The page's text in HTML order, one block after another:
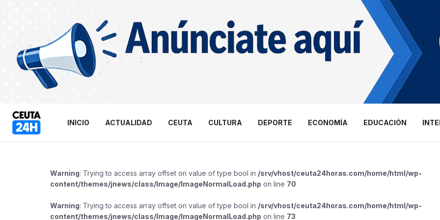
INICIO ACTUALIDAD CEUTA CULTURA DEPORTE ECONOMÍA EDUCACIÓN
Warning: Trying to access array offset on value of type bool in /srv/vhost/ceuta24horas.com/home/html/wp-
content/themes/jnews/class/Image/ImageNormalLoad.php on line 70
Warning: Trying to access array offset on value of type bool in /srv/vhost/ceuta24horas.com/home/html/wp-
content/themes/jnews/class/Image/ImageNormalLoad.php on line 73